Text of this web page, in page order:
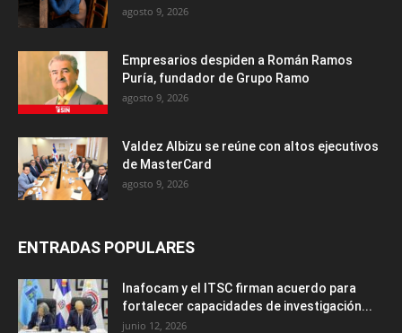
agosto 9, 2026
Empresarios despiden a Román Ramos
Puría, fundador de Grupo Ramo
agosto 9, 2026
Valdez Albizu se reúne con altos ejecutivos
de MasterCard
agosto 9, 2026
ENTRADAS POPULARES
Inafocam y el ITSC firman acuerdo para
fortalecer capacidades de investigación...
junio 12, 2026